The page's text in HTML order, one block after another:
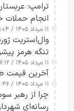
ترامپ:
انجام حملات
۱۱ مرداد ۱۴۰۵ / ۱۹:۰۴
وال‌استریت
تنگه هرمز
۱۱ مرداد ۱۴۰۵ / ۱۶:۱۲
آخرین قیمت طلا،
۱۱ مرداد ۱۴۰۵ / ۱۰:۴۶
چرا از رهبر
رسانه‌ای